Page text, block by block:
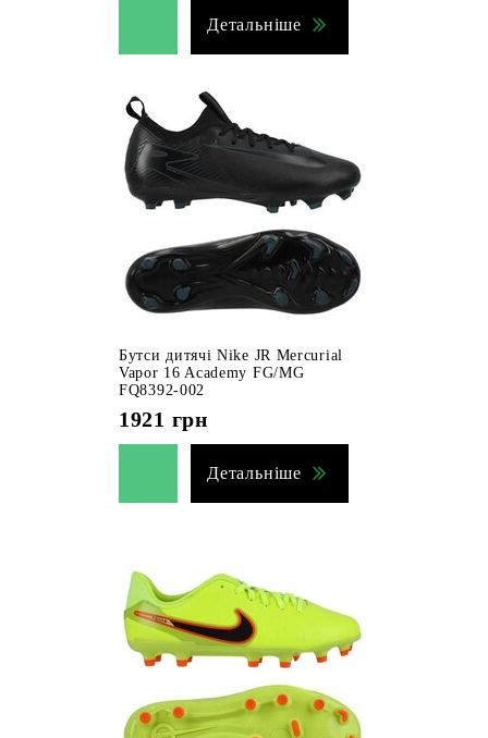
Детальніше
Бутси дитячі Nike JR Mercurial
Vapor 16 Academy FG/MG
FQ8392-002
1921 грн
Детальніше